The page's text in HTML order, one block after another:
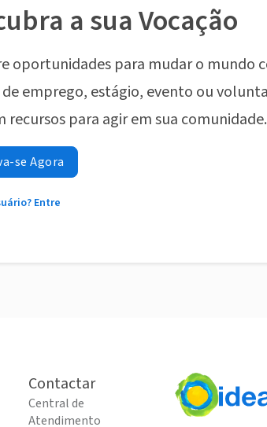
a sua Vocação
oportunidades para mudar o mundo
emprego, estágio, evento ou
recursos para agir em sua comunidade.
se Agora
Entre
Contactar
Central de
Atendimento